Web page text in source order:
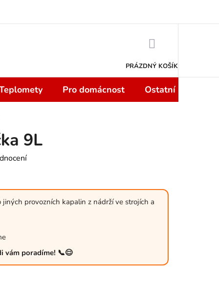
do 14 dní
PRÁZDNÝ KOŠÍK
Pro domácnost Ostatní
9L
provozních kapalin z nádrží ve strojích a
vám poradíme! 📞😊